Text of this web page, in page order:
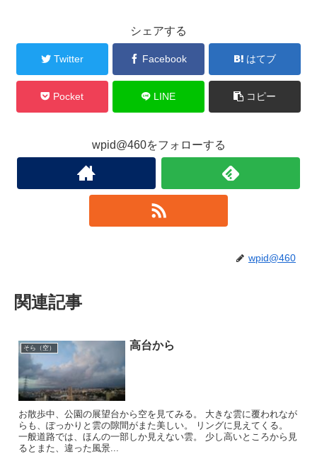
シェアする
Twitter Facebook はてブ
Pocket LINE コピー
wpid@460をフォローする
wpid@460
関連記事
そら（空） 高台から
お散歩中、公園の展望台から空を見てみる。 大きな雲に覆われなが
らも、ぽっかりと雲の隙間がまた美しい。 リングに見えてくる。
一般道路では、ほんの一部しか見えない雲。 少し高いところから見
るとまた、違った風景...